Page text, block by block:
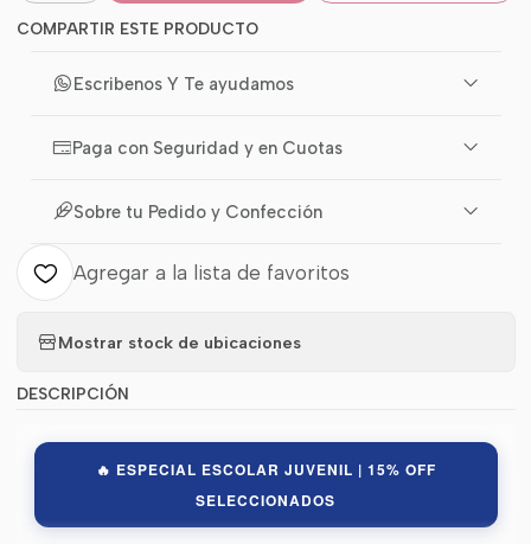
COMPARTIR ESTE PRODUCTO
Escribenos Y Te ayudamos
Paga con Seguridad y en Cuotas
Sobre tu Pedido y Confección
Agregar a la lista de favoritos
Mostrar stock de ubicaciones
DESCRIPCIÓN
🔥 ESPECIAL ESCOLAR JUVENIL | 15% OFF
SELECCIONADOS